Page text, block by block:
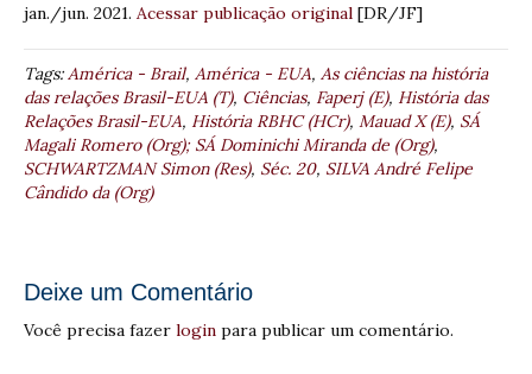
jan./jun. 2021. Acessar publicação original [DR/JF]
Tags:América - Brail, América - EUA, As ciências na história
das relações Brasil-EUA (T), Ciências, Faperj (E), História das
Relações Brasil-EUA, História RBHC (HCr), Mauad X (E), SÁ
Magali Romero (Org); SÁ Dominichi Miranda de (Org),
SCHWARTZMAN Simon (Res), Séc. 20, SILVA André Felipe
Cândido da (Org)
Deixe um Comentário
Você precisa fazer login para publicar um comentário.